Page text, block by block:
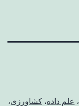
، علم داده، کشاورزی،